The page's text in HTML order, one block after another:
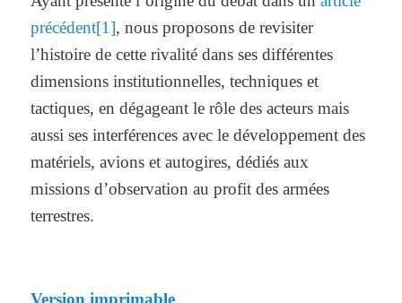
précédent[1], nous proposons de revisiter
l’histoire de cette rivalité dans ses différentes
dimensions institutionnelles, techniques et
tactiques, en dégageant le rôle des acteurs mais
aussi ses interférences avec le développement des
matériels, avions et autogires, dédiés aux
missions d’observation au profit des armées
terrestres.